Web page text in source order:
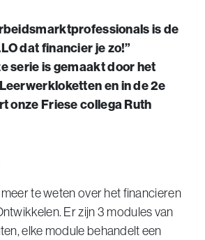
is de
dat financier je zo!”
serie is gemaakt door het
en in de 2e
onze Friese collega Ruth
te weten over het financieren
Er zijn 3 modules van
elke module behandelt een